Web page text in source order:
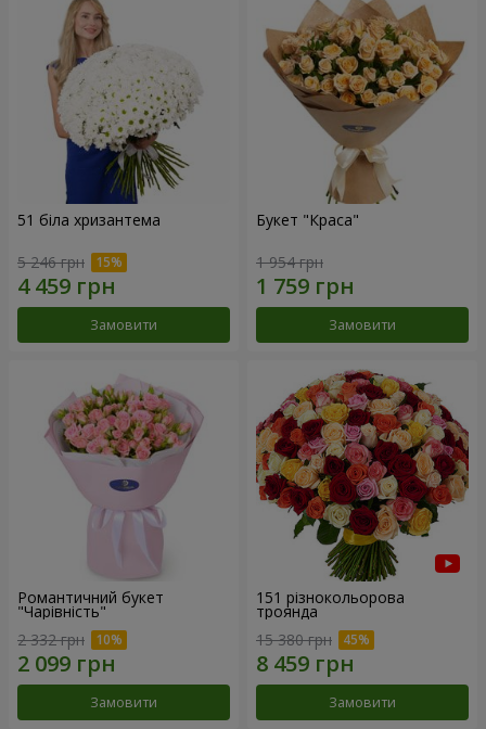
51 біла хризантема
5 246 грн
Замовити
Букет "Краса"
1 954 грн
Замовити
Романтичний букет
"Чарівність"
2 332 грн
Замовити
151 різнокольорова
троянда
15 380 грн
Замовити